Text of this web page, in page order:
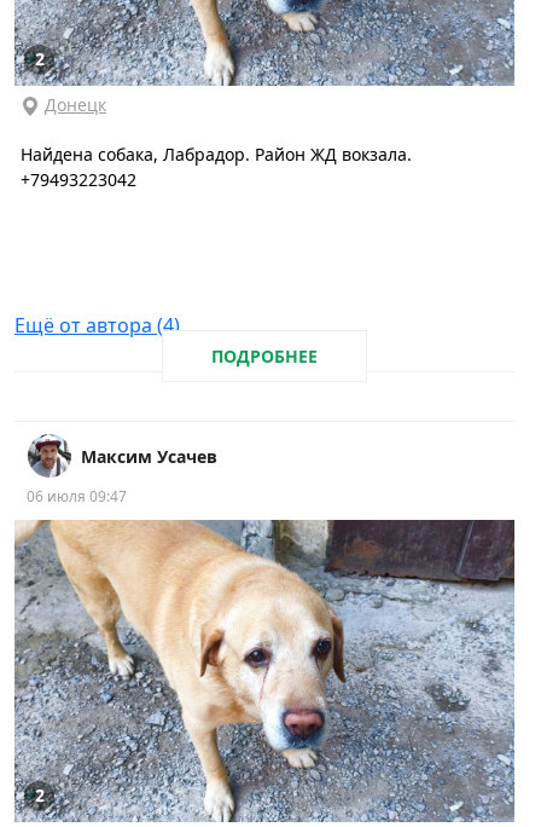
2
Донецк
Найдена собака, Лабрадор. Район ЖД вокзала.
+79493223042
Ещё от автора (4)
ПОДРОБНЕЕ
Максим Усачев
06 июля 09:47
2